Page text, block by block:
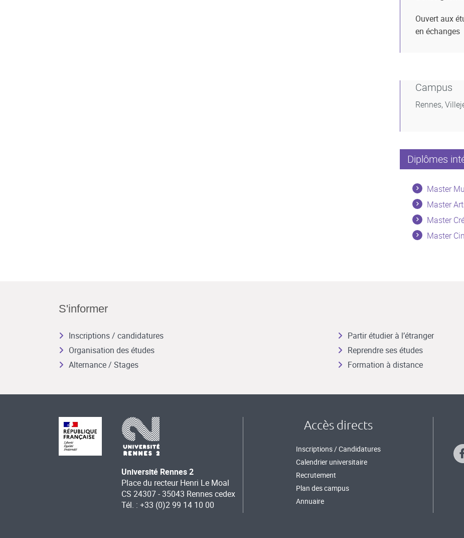
Ouvert aux
en échanges
Campus
Rennes,
Diplômes
Master
Master
Master
Master
S'informer
Inscriptions / candidatures
Organisation des études
Alternance / Stages
Partir étudier à l’étranger
Reprendre ses études
Formation à distance
Université Rennes 2
Place du recteur Henri Le Moal
CS 24307 - 35043 Rennes cedex
Tél. : +33 (0)2 99 14 10 00
Accès directs
Inscriptions / Candidatures
Calendrier universitaire
Recrutement
Plan des campus
Annuaire